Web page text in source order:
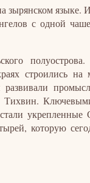
зырянском языке.
с одной
строились на
Тихвин.
укрепленные
которую